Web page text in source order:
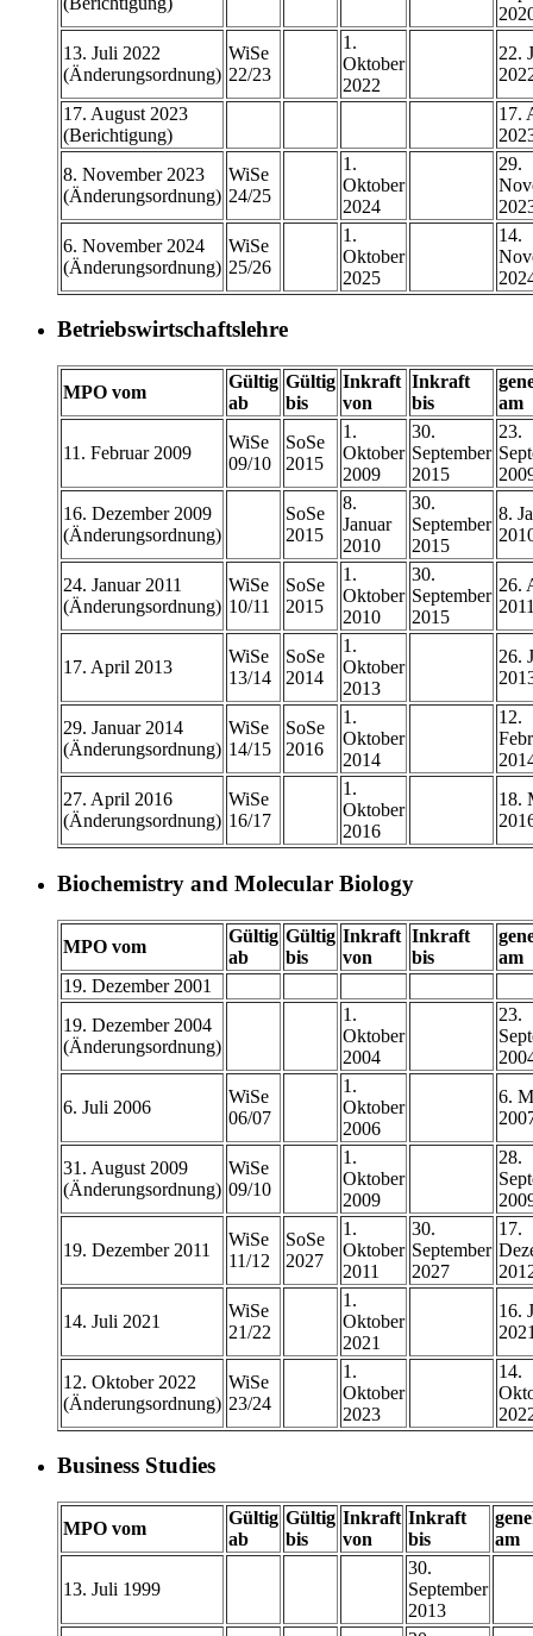
13. Juli 2022
(Änderungsordnung)
WiSe
22/23
1.
Oktober
2022
22.
17. August 2023
(Berichtigung)
17.
8. November 2023
(Änderungsordnung)
WiSe
24/25
1.
Oktober
2024
29.
6. November 2024
(Änderungsordnung)
WiSe
25/26
1.
Oktober
2025
14.
Betriebswirtschaftslehre
MPO vom
Gültig
ab
Gültig
bis
Inkraft
von
Inkraft
bis
am
11. Februar 2009
WiSe
09/10
SoSe
2015
1.
Oktober
2009
30.
September
2015
23.
16. Dezember 2009
(Änderungsordnung)
SoSe
2015
8.
Januar
2010
30.
September
2015
8.
24. Januar 2011
(Änderungsordnung)
WiSe
10/11
SoSe
2015
1.
Oktober
2010
30.
September
2015
26.
17. April 2013
WiSe
13/14
SoSe
2014
1.
Oktober
2013
26.
29. Januar 2014
(Änderungsordnung)
WiSe
14/15
SoSe
2016
1.
Oktober
2014
12.
27. April 2016
(Änderungsordnung)
WiSe
16/17
1.
Oktober
2016
18.
Biochemistry and Molecular Biology
MPO vom
Gültig
ab
Gültig
bis
Inkraft
von
Inkraft
bis
am
19. Dezember 2001
19. Dezember 2004
(Änderungsordnung)
1.
Oktober
2004
23.
6. Juli 2006
WiSe
06/07
1.
Oktober
2006
6.
31. August 2009
(Änderungsordnung)
WiSe
09/10
1.
Oktober
2009
28.
19. Dezember 2011
WiSe
11/12
SoSe
2027
1.
Oktober
2011
30.
September
2027
17.
14. Juli 2021
WiSe
21/22
1.
Oktober
2021
16.
12. Oktober 2022
(Änderungsordnung)
WiSe
23/24
1.
Oktober
2023
14.
Business Studies
MPO vom
Gültig
ab
Gültig
bis
Inkraft
von
Inkraft
bis
am
13. Juli 1999
30.
September
2013